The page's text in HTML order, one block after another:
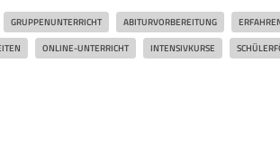
GRUPPENUNTERRICHT ABITURVORBEREITUNG
ONLINE-UNTERRICHT INTENSIVKURSE